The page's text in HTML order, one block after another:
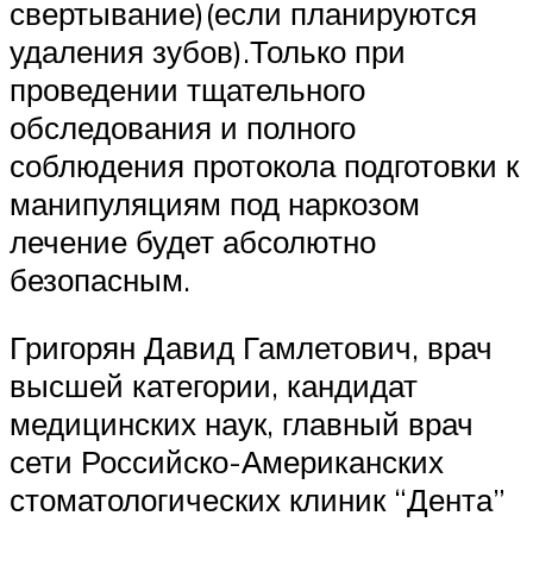
свертывание)(если планируются
удаления зубов).Только при
проведении тщательного
обследования и полного
соблюдения протокола подготовки к
манипуляциям под наркозом
лечение будет абсолютно
безопасным.
Григорян Давид Гамлетович, врач
высшей категории, кандидат
медицинских наук, главный врач
сети Российско-Американских
стоматологических клиник “Дента”